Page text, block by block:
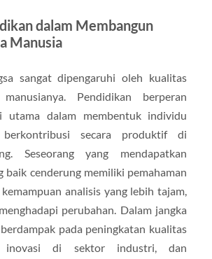
dalam Membangun
Manusia
sangat dipengaruhi oleh kualitas
Pendidikan berperan
utama dalam membentuk individu
secara produktif di
Seseorang yang mendapatkan
baik cenderung memiliki pemahaman
analisis yang lebih tajam,
perubahan. Dalam jangka
pada peningkatan kualitas
inovasi di sektor industri, dan